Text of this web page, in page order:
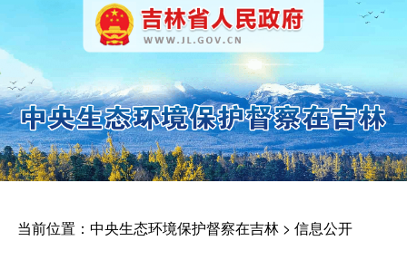
当前位置： 中央生态环境保护督察在吉林> 信息公开